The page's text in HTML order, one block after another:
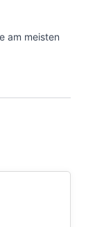
am meisten